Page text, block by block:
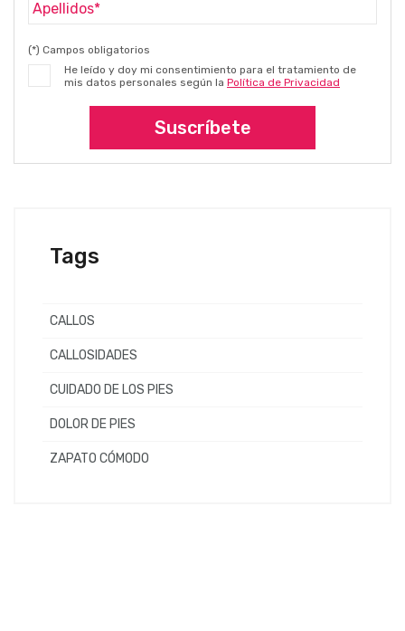
(*) Campos obligatorios
He leído y doy mi consentimiento para el tratamiento de
mis datos personales según la Política de Privacidad
Suscríbete
Tags
CALLOS
CALLOSIDADES
CUIDADO DE LOS PIES
DOLOR DE PIES
ZAPATO CÓMODO